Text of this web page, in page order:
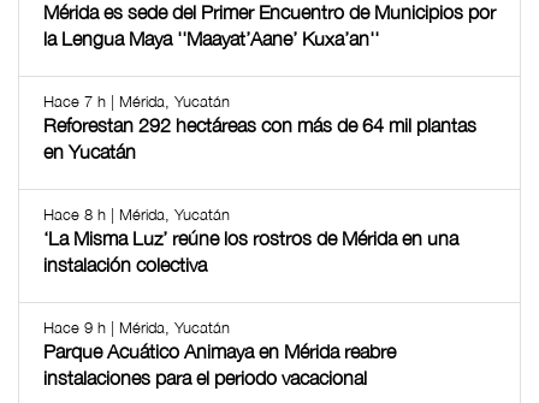
Mérida es sede del Primer Encuentro de Municipios por
la Lengua Maya ''Maayat’Aane’ Kuxa’an''
Hace 7 h | Mérida, Yucatán
Reforestan 292 hectáreas con más de 64 mil plantas
en Yucatán
Hace 8 h | Mérida, Yucatán
‘La Misma Luz’ reúne los rostros de Mérida en una
instalación colectiva
Hace 9 h | Mérida, Yucatán
Parque Acuático Animaya en Mérida reabre
instalaciones para el periodo vacacional